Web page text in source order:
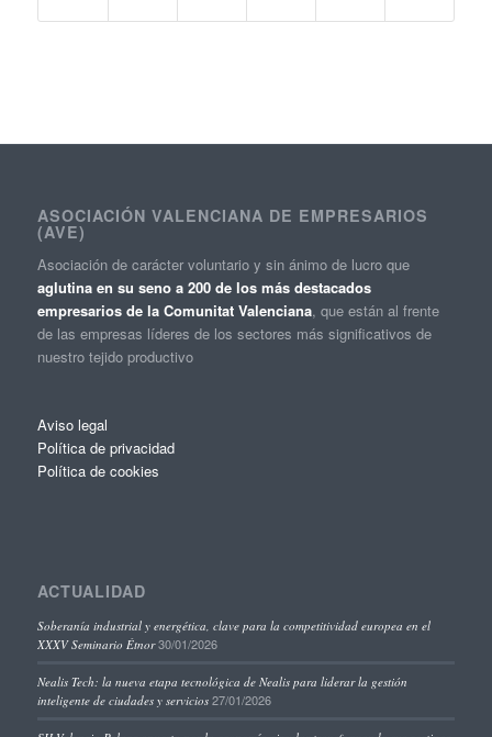
ASOCIACIÓN VALENCIANA DE EMPRESARIOS
(AVE)
Asociación de carácter voluntario y sin ánimo de lucro que
aglutina en su seno a 200 de los más destacados
empresarios de la Comunitat Valenciana, que están al frente
de las empresas líderes de los sectores más significativos de
nuestro tejido productivo
Aviso legal
Política de privacidad
Política de cookies
ACTUALIDAD
Soberanía industrial y energética, clave para la competitividad europea en el
XXXV Seminario Étnor 30/01/2026
Nealis Tech: la nueva etapa tecnológica de Nealis para liderar la gestión
inteligente de ciudades y servicios 27/01/2026